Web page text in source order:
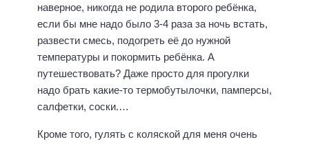
наверное, никогда не родила второго ребёнка,
если бы мне надо было 3-4 раза за ночь встать,
развести смесь, подогреть её до нужной
температуры и покормить ребёнка. А
путешествовать? Даже просто для прогулки
надо брать какие-то термобутылочки, памперсы,
салфетки, соски.…
Кроме того, гулять с коляской для меня очень